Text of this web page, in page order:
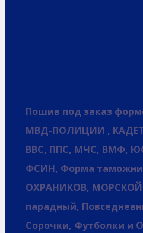
Пошив под заказ
МВД-ПОЛИЦИИ ,
ВВС, ППС, МЧС, ВМФ,
ФСИН, Форма
ОХРАНИКОВ, МОРСКОЙ
парадный,
Сорочки, Футболки и